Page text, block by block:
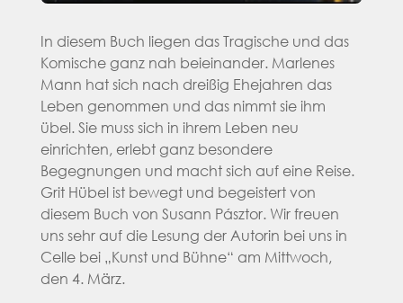
In diesem Buch liegen das Tragische und das
Komische ganz nah beieinander. Marlenes
Mann hat sich nach dreißig Ehejahren das
Leben genommen und das nimmt sie ihm
übel. Sie muss sich in ihrem Leben neu
einrichten, erlebt ganz besondere
Begegnungen und macht sich auf eine Reise.
Grit Hübel ist bewegt und begeistert von
diesem Buch von Susann Pásztor. Wir freuen
uns sehr auf die Lesung der Autorin bei uns in
Celle bei „Kunst und Bühne“ am Mittwoch,
den 4. März.